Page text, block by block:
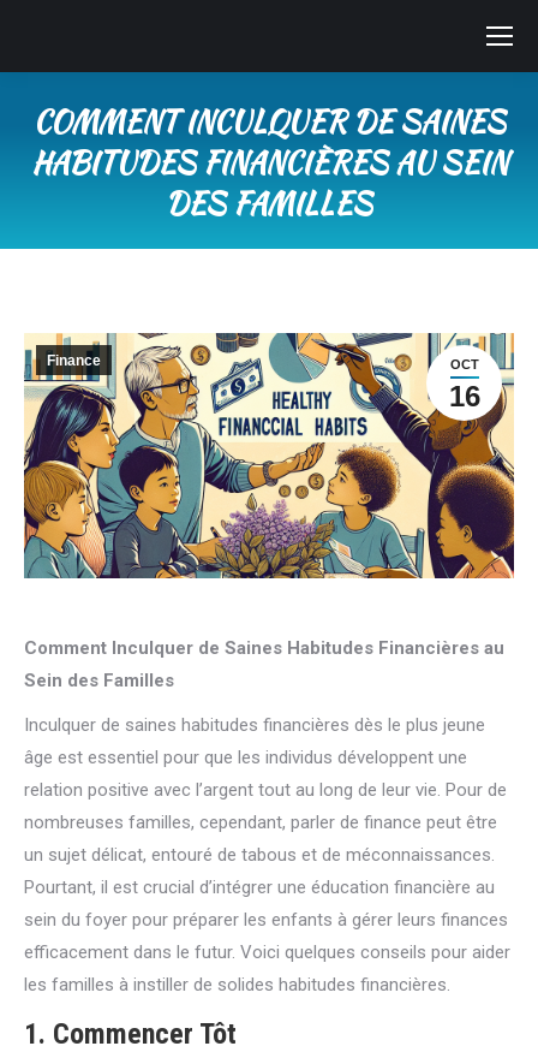
COMMENT INCULQUER DE SAINES
HABITUDES FINANCIÈRES AU SEIN
DES FAMILLES
OCT
16
Finance
Comment Inculquer de Saines Habitudes Financières au
Sein des Familles
Inculquer de saines habitudes financières dès le plus jeune
âge est essentiel pour que les individus développent une
relation positive avec l’argent tout au long de leur vie. Pour de
nombreuses familles, cependant, parler de finance peut être
un sujet délicat, entouré de tabous et de méconnaissances.
Pourtant, il est crucial d’intégrer une éducation financière au
sein du foyer pour préparer les enfants à gérer leurs finances
efficacement dans le futur. Voici quelques conseils pour aider
les familles à instiller de solides habitudes financières.
1. Commencer Tôt